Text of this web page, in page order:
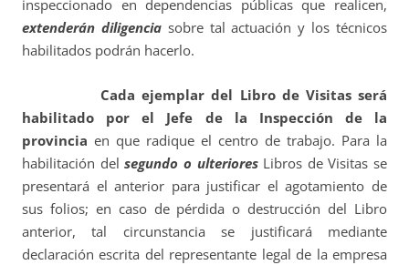
inspeccionado en dependencias públicas que realicen,
extenderán diligenciasobre tal actuación y los técnicos
habilitados podrán hacerlo.
Cada ejemplar del Libro de Visitas será
habilitado por el Jefe de la Inspección de la
provincia en que radique el centro de trabajo. Para la
habilitación delsegundo o ulterioresLibros de Visitas se
presentará el anterior para justificar el agotamiento de
sus folios; en caso de pérdida o destrucción del Libro
anterior, tal circunstancia se justificará mediante
declaración escrita del representante legal de la empresa